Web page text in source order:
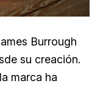
Burrough
su creación.
marca ha